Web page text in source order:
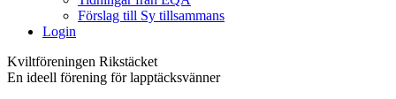
Förslag till Sy tillsammans
Login
Kviltföreningen Rikstäcket
En ideell förening för lapptäcksvänner